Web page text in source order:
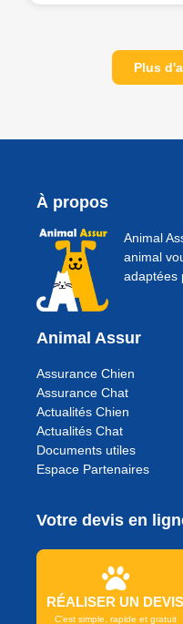
Plus
À propos
Animal
animal
adaptées
Animal Assur
Assurance Chien
Assurance Chat
Actualités Chien
Actualités Chat
Documents utiles
Espace Partenaires
Votre devis en
RÉALISER UN DEVIS
C'est simple, rapide et gratuit